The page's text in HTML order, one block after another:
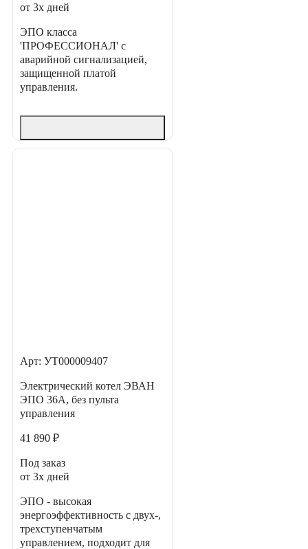
от 3х дней
ЭПО класса
'ПРОФЕССИОНАЛ' с
аварийной сигнализацией,
защищенной платой
управления.
Арт: УТ000009407
Электрический котел ЭВАН
ЭПО 36А, без пульта
управления
41 890 ₽
Под заказ
от 3х дней
ЭПО - высокая
энергоэффективность с двух-,
трехступенчатым
управлением, подходит для